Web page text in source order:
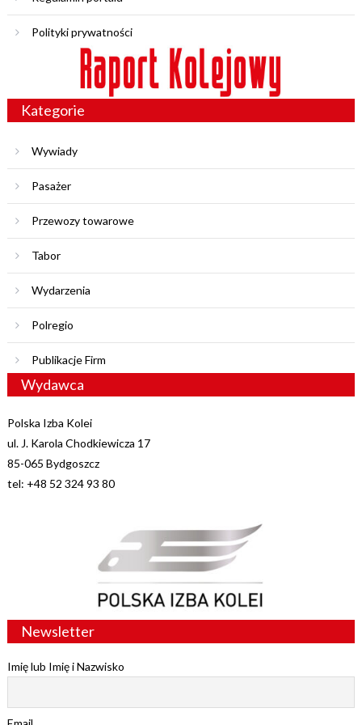
Polityki prywatności
Kategorie
Wywiady
Pasażer
Przewozy towarowe
Tabor
Wydarzenia
Polregio
Publikacje Firm
Wydawca
Polska Izba Kolei
ul. J. Karola Chodkiewicza 17
85-065 Bydgoszcz
tel: +48 52 324 93 80
Newsletter
Imię lub Imię i Nazwisko